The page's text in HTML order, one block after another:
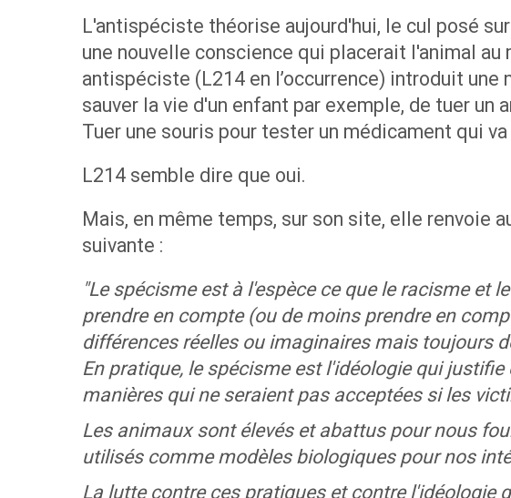
L'antispéciste théorise aujourd'hui, le cul posé
une nouvelle conscience qui placerait l'animal
antispéciste (L214 en l’occurrence) introduit
sauver la vie d'un enfant par exemple, de tuer un
Tuer une souris pour tester un médicament qui
L214 semble dire que oui.
Mais, en même temps, sur son site, elle renvoie
suivante :
"Le spécisme est à l'espèce ce que le racisme et
prendre en compte (ou de moins prendre en
différences réelles ou imaginaires mais toujours
En pratique, le spécisme est l'idéologie qui
manières qui ne seraient pas acceptées si les
Les animaux sont élevés et abattus pour nous
utilisés comme modèles biologiques pour nos
La lutte contre ces pratiques et contre l'idéologie